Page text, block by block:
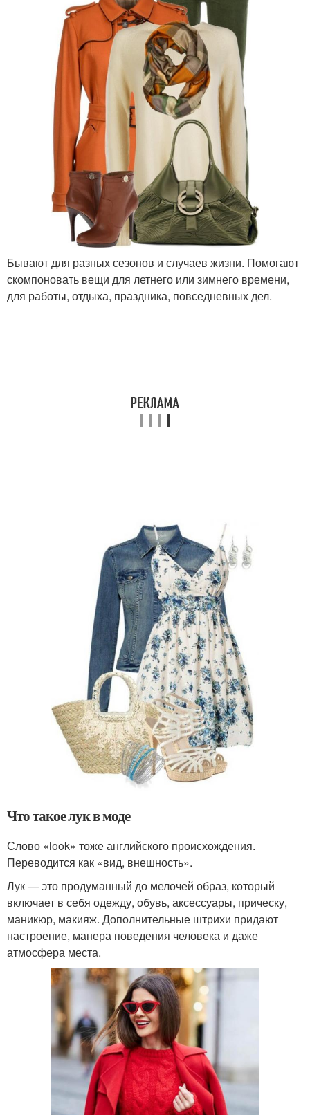
Бывают для разных сезонов и случаев жизни. Помогают
скомпоновать вещи для летнего или зимнего времени,
для работы, отдыха, праздника, повседневных дел.
Что такое лук в моде
Слово «look» тоже английского происхождения.
Переводится как «вид, внешность».
Лук — это продуманный до мелочей образ, который
включает в себя одежду, обувь, аксессуары, прическу,
маникюр, макияж. Дополнительные штрихи придают
настроение, манера поведения человека и даже
атмосфера места.